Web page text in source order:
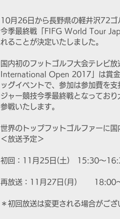
10月26日から長野県の軽井沢72ゴ
今季最終戦「FIFG World Tour
れることが決定いたしました。
国内初のフットゴルフ大会テレビ
International Open 2017」は賞金
ッグイベントで、参加は参加費を
ジャー競技今季最終戦となってお
参戦いたします。
世界のトップフットゴルファーに国
＜放送予定＞
初回：11月25日(土)　15:30～
再放送：11月27日(月)    　18:00
＊初回放送は変更される場合がござ